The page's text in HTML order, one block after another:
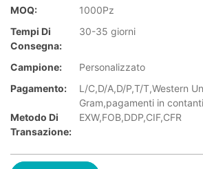
MOQ:
1000Pz
Tempi Di
Consegna:
30-35 giorni
Campione:
Personalizzato
Pagamento:
L/C,D/A,D/P,T/T,Western
Gram,pagamenti in
Metodo Di
Transazione:
EXW,FOB,DDP,CIF,CFR